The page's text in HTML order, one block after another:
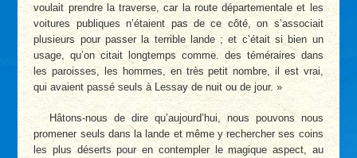
voulait prendre la traverse, car la route départementale et les
voitures publiques n’étaient pas de ce côté, on s’associait
plusieurs pour passer la terrible lande ; et c’était si bien un
usage, qu’on citait longtemps comme. des téméraires dans
les paroisses, les hommes, en très petit nombre, il est vrai,
qui avaient passé seuls à Lessay de nuit ou de jour. »
Hâtons-nous de dire qu’aujourd’hui, nous pouvons nous
promener seuls dans la lande et même y rechercher ses coins
les plus déserts pour en contempler le magique aspect, au